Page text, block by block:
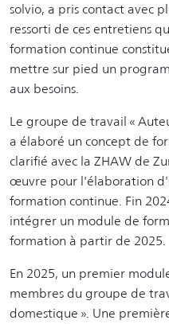
solvio, a pris contact avec
ressorti de ces entretiens
formation continue
mettre sur pied un
aux besoins.
Le groupe de travail «
a élaboré un concept de
clarifié avec la ZHAW de
œuvre pour l'élaboration
formation continue. Fin
intégrer un module de
formation à partir de 2025.
En 2025, un premier
membres du groupe de
domestique ». Une